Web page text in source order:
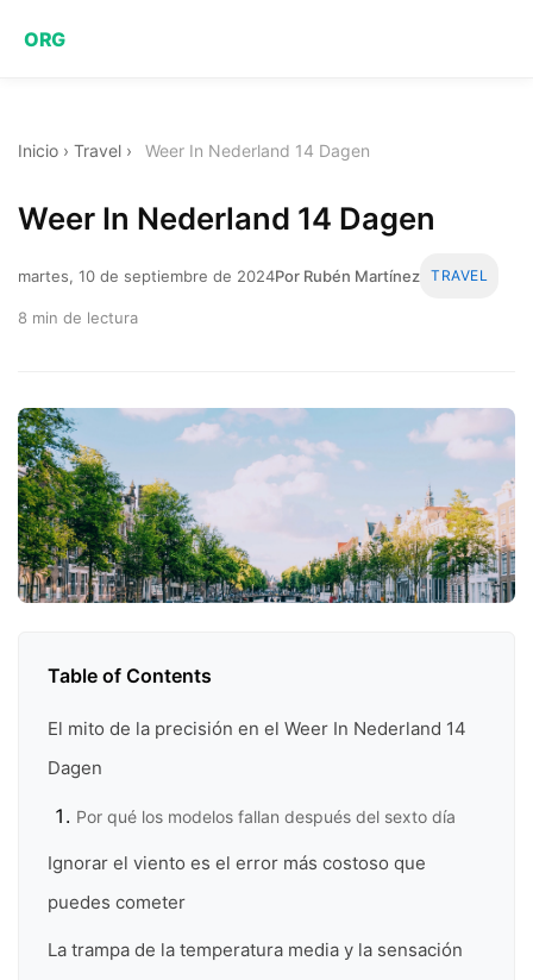
ORG
Inicio › Travel › Weer In Nederland 14 Dagen
Weer In Nederland 14 Dagen
martes, 10 de septiembre de 2024Por Rubén Martínez TRAVEL
8 min de lectura
Table of Contents
El mito de la precisión en el Weer In Nederland 14
Dagen
Por qué los modelos fallan después del sexto día
Ignorar el viento es el error más costoso que
puedes cometer
La trampa de la temperatura media y la sensación